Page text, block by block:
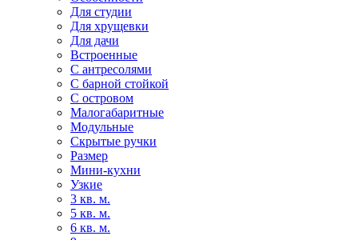
Для студии
Для хрущевки
Для дачи
Встроенные
С антресолями
С барной стойкой
С островом
Малогабаритные
Модульные
Скрытые ручки
Размер
Мини-кухни
Узкие
3 кв. м.
5 кв. м.
6 кв. м.